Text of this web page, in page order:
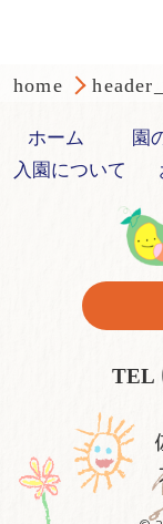
home
ホーム 園
入園について
TEL